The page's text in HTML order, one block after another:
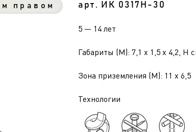
правом арт. ИК 0317Н-30
5 — 14 лет
Габариты (М): 7,1 x 1,5 x 4,2, H
Зона приземления (М): 11 x 6,5
Технологии